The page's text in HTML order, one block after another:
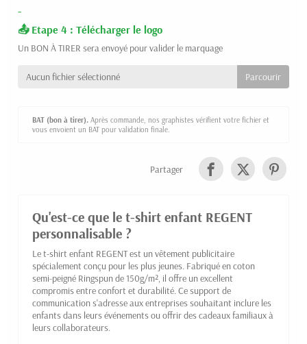
-
Etape 4 : Télécharger le logo
Un BON À TIRER sera envoyé pour valider le marquage
Aucun fichier sélectionné
BAT (bon à tirer). Après commande, nos graphistes vérifient votre fichier et
vous envoient un BAT pour validation finale.
Partager
Qu'est-ce que le t-shirt enfant REGENT
personnalisable ?
Le t-shirt enfant REGENT est un vêtement publicitaire
spécialement conçu pour les plus jeunes. Fabriqué en coton
semi-peigné Ringspun de 150g/m², il offre un excellent
compromis entre confort et durabilité. Ce support de
communication s'adresse aux entreprises souhaitant inclure les
enfants dans leurs événements ou offrir des cadeaux familiaux à
leurs collaborateurs.